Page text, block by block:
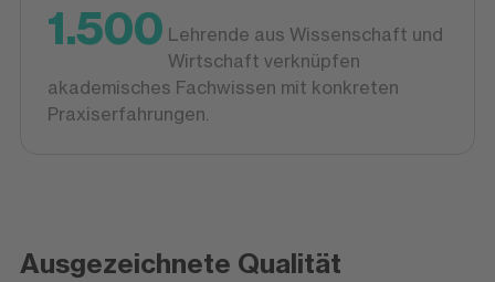
1.500 Lehrende aus Wissenschaft und
Wirtschaft verknüpfen
akademisches Fachwissen mit konkreten
Praxiserfahrungen.
Ausgezeichnete Qualität